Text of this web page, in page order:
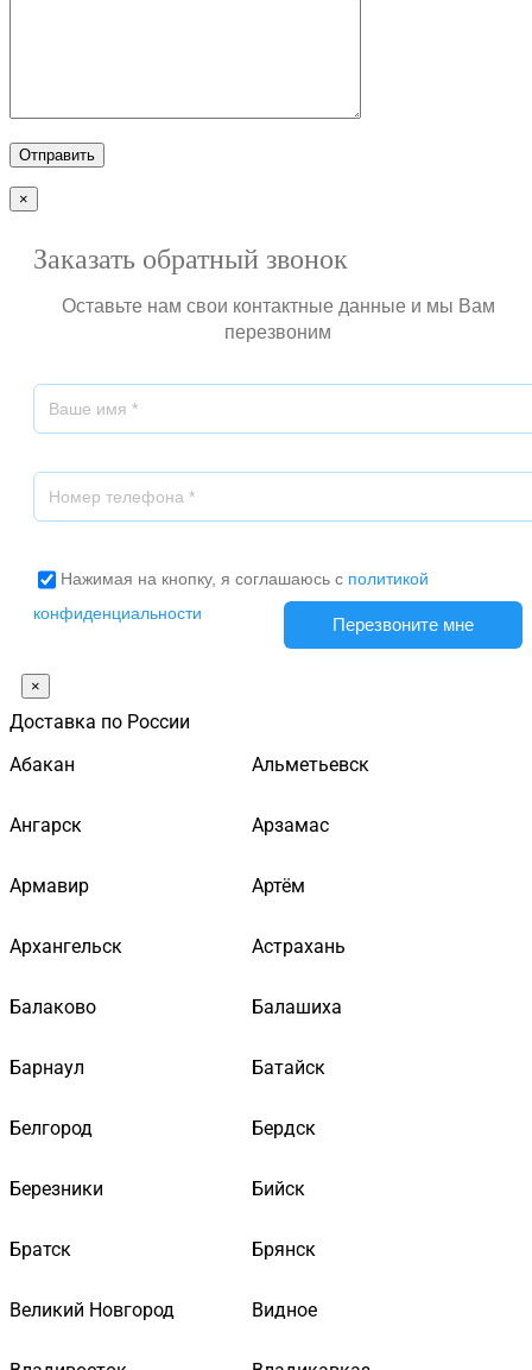
×
Заказать обратный звонок
Оставьте нам свои контактные данные и мы Вам
перезвоним
Нажимая на кнопку, я соглашаюсь с политикой
конфиденциальности
×
Доставка по России
Абакан
Альметьевск
Ангарск Арзамас
Армавир Артём
Архангельск Астрахань
Балаково Балашиха
Барнаул Батайск
Белгород Бердск
Березники Бийск
Братск Брянск
Великий Новгород Видное